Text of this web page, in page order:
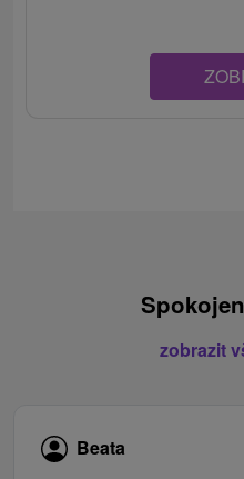
zobrazit
Beata